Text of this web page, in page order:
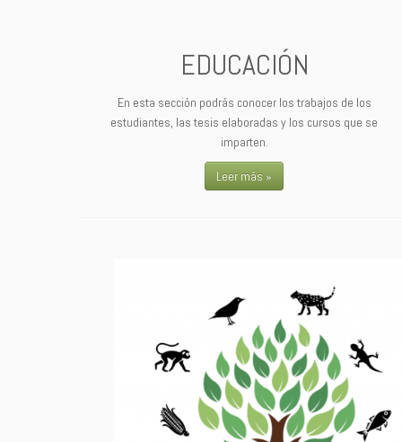
EDUCACIÓN
En esta sección podrás conocer los trabajos de los
estudiantes, las tesis elaboradas y los cursos que se
imparten.
Leer más »